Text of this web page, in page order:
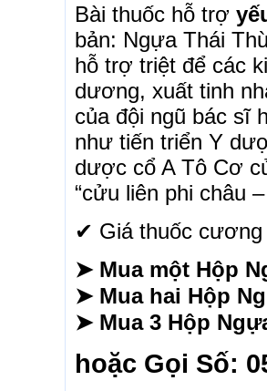
Bài thuốc hỗ trợ
bản: Ngựa Thái
hỗ trợ triệt để các
dương, xuất tinh
của đội ngũ bác sĩ
như tiến triển Y
dược cổ A Tô Cơ
“cửu liên phi châu
✔ Giá thuốc
➤ Mua một Hộp
➤ Mua hai Hộp
➤ Mua 3 Hộp
hoặc Gọi Số: